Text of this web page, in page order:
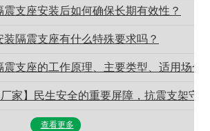
震支座安装后如何确保长期有效性？
装隔震支座有什么特殊要求吗？
震支座的工作原理、主要类型‌、适用场合
厂家】民生安全的重要屏障，抗震支架守
查看更多